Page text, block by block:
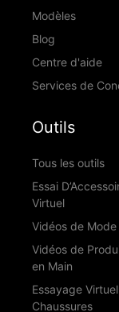
Modèles
Blog
Centre d'aide
Services de
Outils
Tous les outils
Essai
Virtuel
Vidéos de Mode
Vidéos de
en Main
Essayage
Chaussures